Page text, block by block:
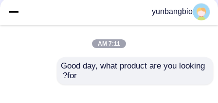
أخبار
المخازن البيولوجية
CHES Buffer CAS 103-
yunbangbio
7:11 AM
Good day, what product are you looking
for?